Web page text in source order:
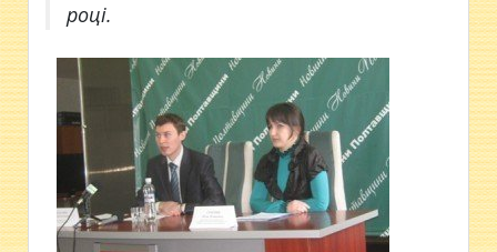
році.